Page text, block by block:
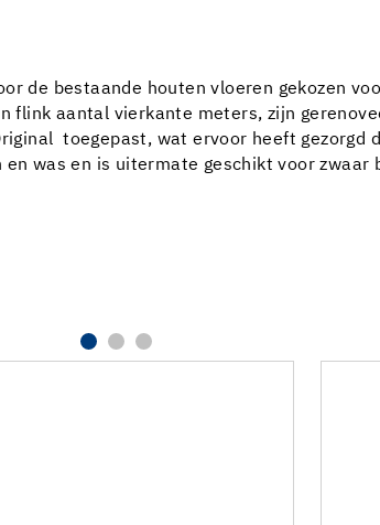
de bestaande houten vloeren gekozen
aantal vierkante meters, zijn
toegepast, wat ervoor heeft gezorgd
was en is uitermate geschikt voor zwaar